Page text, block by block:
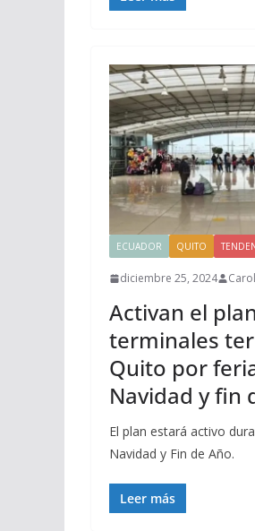
ECUADOR QUITO
diciembre 25, 2024
Activan el
terminales
Quito por
Navidad y fin
El plan estará activo
Navidad y Fin de Año.
Leer más